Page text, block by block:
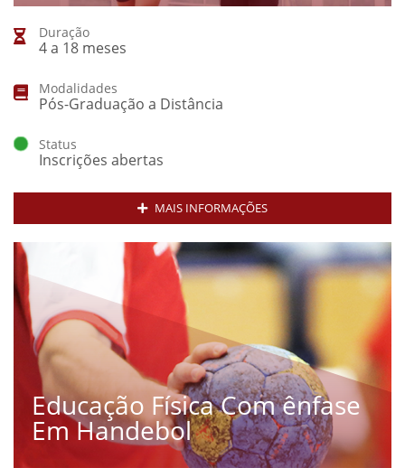
Duração
4 a 18 meses
Modalidades
Pós-Graduação a Distância
Status
Inscrições abertas
MAIS INFORMAÇÕES
Educação Física Com ênfase
Em Handebol